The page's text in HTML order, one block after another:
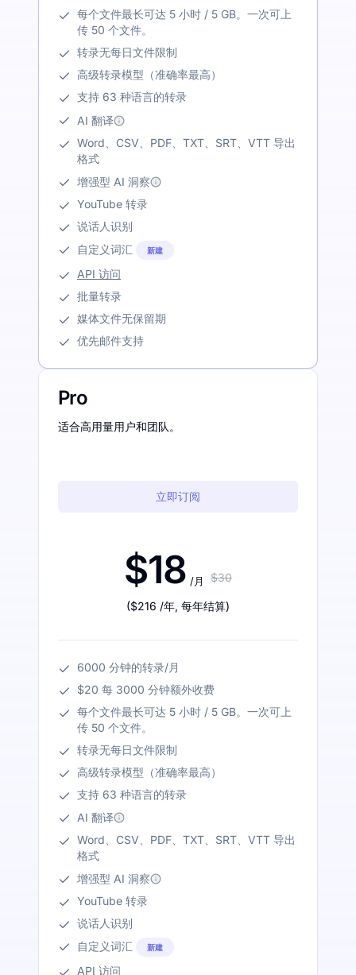
每个文件最长可达 5 小时 / 5 GB。一次可上
传 50 个文件。
转录无每日文件限制
高级转录模型（准确率最高）
支持 63 种语言的转录
AI 翻译
Word、CSV、PDF、TXT、SRT、VTT 导出
格式
增强型 AI 洞察
YouTube 转录
说话人识别
自定义词汇
新建
API 访问
批量转录
媒体文件无保留期
优先邮件支持
Pro
适合高用量用户和团队。
立即订阅
$18 /月 $30
($216 /年, 每年结算)
6000 分钟的转录/月
$20 每 3000 分钟额外收费
每个文件最长可达 5 小时 / 5 GB。一次可上
传 50 个文件。
转录无每日文件限制
高级转录模型（准确率最高）
支持 63 种语言的转录
AI 翻译
Word、CSV、PDF、TXT、SRT、VTT 导出
格式
增强型 AI 洞察
YouTube 转录
说话人识别
自定义词汇
新建
API 访问